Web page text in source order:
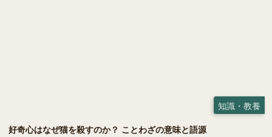
知識・教養
好奇心はなぜ猫を殺すのか？ ことわざの意味と語源